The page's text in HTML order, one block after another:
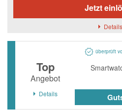
apodiscounter
HappyKeks
Pets Deli
SNIPES
Details
Jetzt
überprüft
Top
Angebot
Details